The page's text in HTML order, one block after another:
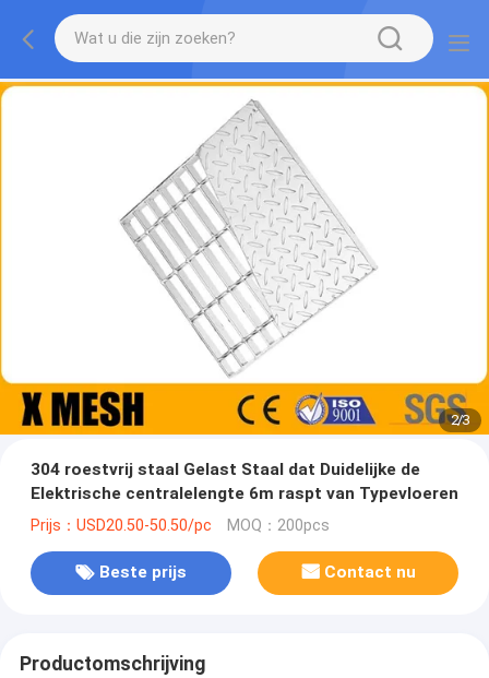
2/3
304 roestvrij staal Gelast Staal dat Duidelijke de
Elektrische centralelengte 6m raspt van Typevloeren
Prijs：USD20.50-50.50/pc MOQ：200pcs
Beste prijs Contact nu
Productomschrijving